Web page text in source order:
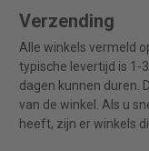
Verzending
Alle winkels vermeld
typische levertijd is 1-
dagen kunnen duren.
van de winkel. Als u
heeft, zijn er winkels